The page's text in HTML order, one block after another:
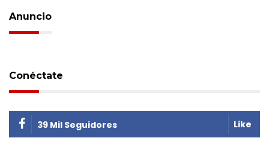
Anuncio
Conéctate
39 Mil Seguidores Like